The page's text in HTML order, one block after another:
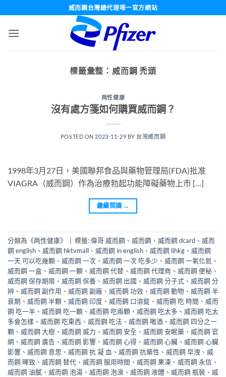
威而鋼台灣總代理唯一官方網站
標籤彙整： 威而鋼 禿頭
两性健康
沒有處方箋如何購買威而鋼？
POSTED ON 2023-11-29 BY 台灣威而鋼
1998年3月27日，美國聯邦食品與藥物管理局(FDA)批准
VIAGRA（威而鋼）作為治療勃起功能障礙藥物上市 […]
繼續閱讀 →
分類為《两性健康》 標籤:偉哥 威而鋼 、 威而鋼 、 威而鋼 dcard 、 威而
鋼 english 、 威而鋼 hktvmall 、 威而鋼 in english 、 威而鋼 lihkg 、 威而鋼
一天 可以吃幾顆 、 威而鋼 一次 、 威而鋼 一次 吃多少 、 威而鋼 一氧化氮 、
威而鋼 一盒 、 威而鋼 一顆 、 威而鋼 代替 、 威而鋼 代理商 、 威而鋼 便秘 、
威而鋼 保存期限 、 威而鋼 保養 、 威而鋼 出國 、 威而鋼 分子式 、 威而鋼 分
辨 、 威而鋼 副作用 、 威而鋼 副廠 、 威而鋼 功效 、 威而鋼 動物 、 威而鋼 半
衰期 、 威而鋼 半顆 、 威而鋼 印度 、 威而鋼 口溶錠 、 威而鋼 吃 時間 、 威而
鋼 吃一半 、 威而鋼 吃一顆 、 威而鋼 吃兩顆 、 威而鋼 吃太多 、 威而鋼 吃太
多會怎樣 、 威而鋼 吃東西 、 威而鋼 吃法 、 威而鋼 喝酒 、 威而鋼 四分之一
顆 、 威而鋼 大樹 、 威而鋼 威力 、 威而鋼 安全 、 威而鋼 安眠藥 、 威而鋼 官
網 、 威而鋼 廣告 、 威而鋼 影響 、 威而鋼 心得 、 威而鋼 心臟 、 威而鋼 心臟
影響 、 威而鋼 意思 、 威而鋼 抗 凝 血 、 威而鋼 抗藥性 、 威而鋼 早洩 、 威
而鋼 暉致 、 威而鋼 替代 、 威而鋼 服用時間 、 威而鋼 果凍 、 威而鋼 永信 、
威而鋼 油膩 、 威而鋼 泡湯 、 威而鋼 泡澡 、 威而鋼 液體 、 威而鋼 瓶裝 、 威